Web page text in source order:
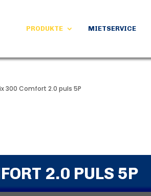
PRODUKTE MIETSERVICE
300 Comfort 2.0 puls 5P
2.0 PULS 5P